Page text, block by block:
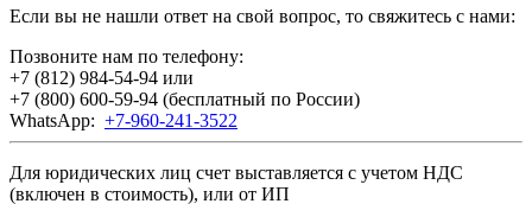
Если вы не нашли ответ на свой вопрос, то свяжитесь с нами:
Позвоните нам по телефону:
+7 (812) 984-54-94 или
+7 (800) 600-59-94 (бесплатный по России)
WhatsApp: +7-960-241-3522
Для юридических лиц счет выставляется с учетом НДС
(включен в стоимость), или от ИП